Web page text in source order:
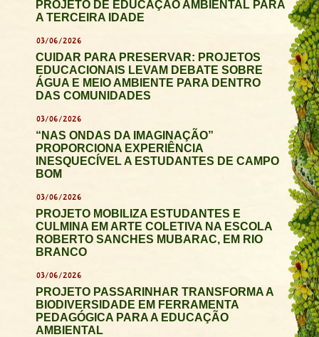
PROJETO DE EDUCAÇÃO AMBIENTAL PARA
A TERCEIRA IDADE
03/06/2026
CUIDAR PARA PRESERVAR: PROJETOS
EDUCACIONAIS LEVAM DEBATE SOBRE
ÁGUA E MEIO AMBIENTE PARA DENTRO
DAS COMUNIDADES
03/06/2026
“NAS ONDAS DA IMAGINAÇÃO”
PROPORCIONA EXPERIÊNCIA
INESQUECÍVEL A ESTUDANTES DE CAMPO
BOM
03/06/2026
PROJETO MOBILIZA ESTUDANTES E
CULMINA EM ARTE COLETIVA NA ESCOLA
ROBERTO SANCHES MUBARAC, EM RIO
BRANCO
03/06/2026
PROJETO PASSARINHAR TRANSFORMA A
BIODIVERSIDADE EM FERRAMENTA
PEDAGÓGICA PARA A EDUCAÇÃO
AMBIENTAL